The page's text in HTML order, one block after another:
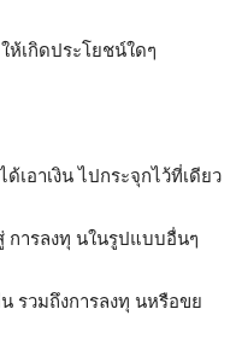
ห้เกิดประโยชน์ใดๆ
เอาเงิน ไปกระจุกไว้ที่เดียว
การลงทุ นในรูปแบบอื่นๆ
รวมถึงการลงทุ นหรือขย